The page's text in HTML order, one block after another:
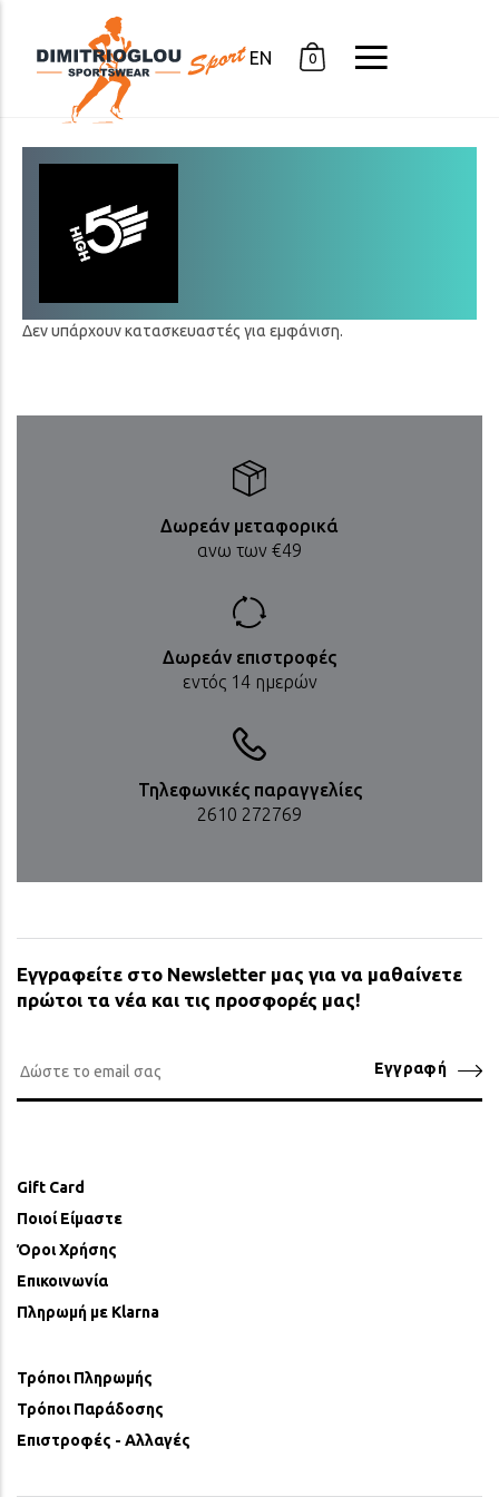
EN 0
Δεν υπάρχουν κατασκευαστές για εμφάνιση.
Δωρεάν μεταφορικά
ανω των €49
Δωρεάν επιστροφές
εντός 14 ημερών
Τηλεφωνικές παραγγελίες
2610 272769
Εγγραφείτε στο Newsletter μας για να μαθαίνετε
πρώτοι τα νέα και τις προσφορές μας!
Εγγραφή
Gift Card
Ποιοί Είμαστε
Όροι Χρήσης
Επικοινωνία
Πληρωμή με Klarna
Τρόποι Πληρωμής
Τρόποι Παράδοσης
Επιστροφές - Αλλαγές